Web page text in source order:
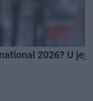
2026? U jej